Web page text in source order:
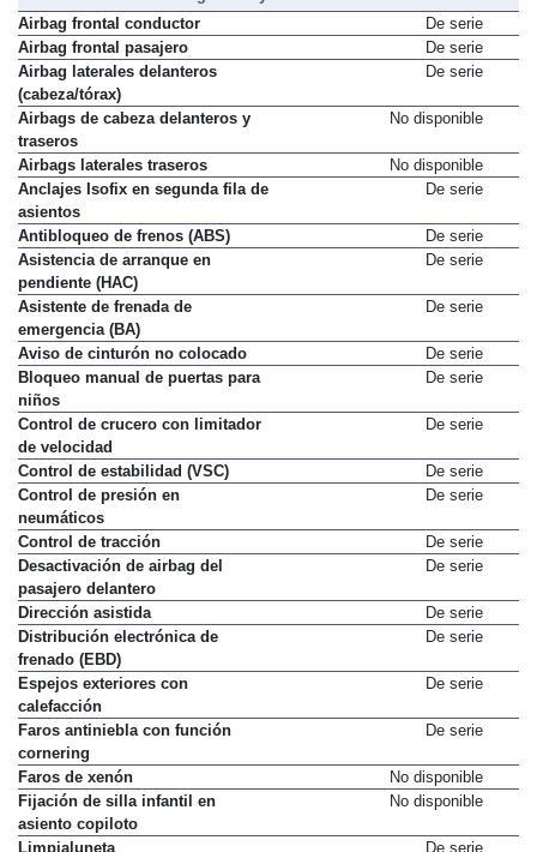
Airbag frontal conductor
De serie
Airbag frontal pasajero
De serie
Airbag laterales delanteros
(cabeza/tórax)
De serie
Airbags de cabeza delanteros y
traseros
No disponible
Airbags laterales traseros
No disponible
Anclajes Isofix en segunda fila de
asientos
De serie
Antibloqueo de frenos (ABS)
De serie
Asistencia de arranque en
pendiente (HAC)
De serie
Asistente de frenada de
emergencia (BA)
De serie
Aviso de cinturón no colocado
De serie
Bloqueo manual de puertas para
niños
De serie
Control de crucero con limitador
de velocidad
De serie
Control de estabilidad (VSC)
De serie
Control de presión en
neumáticos
De serie
Control de tracción
De serie
Desactivación de airbag del
pasajero delantero
De serie
Dirección asistida
De serie
Distribución electrónica de
frenado (EBD)
De serie
Espejos exteriores con
calefacción
De serie
Faros antiniebla con función
cornering
De serie
Faros de xenón
No disponible
Fijación de silla infantil en
asiento copiloto
No disponible
Limpialuneta
De serie